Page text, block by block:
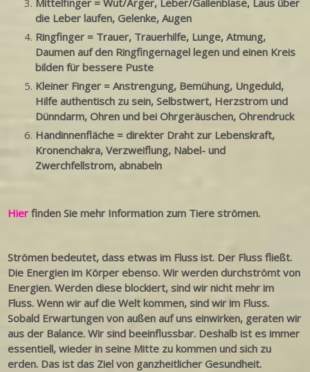
Mittelfinger = Wut/Ärger, Leber/Gallenblase, Laus über
die Leber laufen, Gelenke, Augen
Ringfinger = Trauer, Trauerhilfe, Lunge, Atmung,
Daumen auf den Ringfingernagel legen und einen Kreis
bilden für bessere Puste
Kleiner Finger = Anstrengung, Bemühung, Ungeduld,
Hilfe authentisch zu sein, Selbstwert, Herzstrom und
Dünndarm, Ohren und bei Ohrgeräuschen, Ohrendruck
Handinnenfläche = direkter Draht zur Lebenskraft,
Kronenchakra, Verzweiflung, Nabel- und
Zwerchfellstrom, abnabeln
Hier finden Sie mehr Information zum Tiere strömen.
Strömen bedeutet, dass etwas im Fluss ist. Der Fluss fließt.
Die Energien im Körper ebenso. Wir werden durchströmt von
Energien. Werden diese blockiert, sind wir nicht mehr im
Fluss. Wenn wir auf die Welt kommen, sind wir im Fluss.
Sobald Erwartungen von außen auf uns einwirken, geraten wir
aus der Balance. Wir sind beeinflussbar. Deshalb ist es immer
essentiell, wieder in seine Mitte zu kommen und sich zu
erden. Das ist das Ziel von ganzheitlicher Gesundheit.